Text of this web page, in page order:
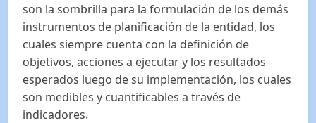
son la sombrilla para la formulación de los demás
instrumentos de planificación de la entidad, los
cuales siempre cuenta con la definición de
objetivos, acciones a ejecutar y los resultados
esperados luego de su implementación, los cuales
son medibles y cuantificables a través de
indicadores.